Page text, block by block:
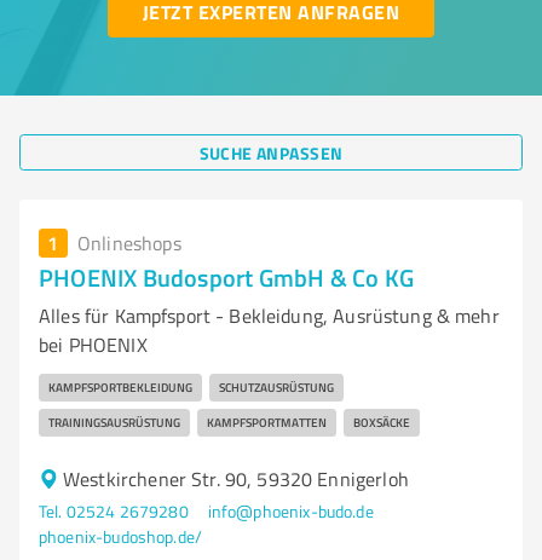
JETZT EXPERTEN ANFRAGEN
SUCHE ANPASSEN
1 Onlineshops
PHOENIX Budosport GmbH & Co KG
Alles für Kampfsport - Bekleidung, Ausrüstung & mehr
bei PHOENIX
KAMPFSPORTBEKLEIDUNG SCHUTZAUSRÜSTUNG
TRAININGSAUSRÜSTUNG KAMPFSPORTMATTEN BOXSÄCKE
Westkirchener Str. 90, 59320 Ennigerloh
Tel. 02524 2679280
info@phoenix-budo.de
phoenix-budoshop.de/